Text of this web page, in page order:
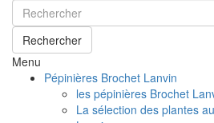
Rechercher
Menu
Pépinières Brochet Lanvin
les pépinières Brochet
La sélection des plantes